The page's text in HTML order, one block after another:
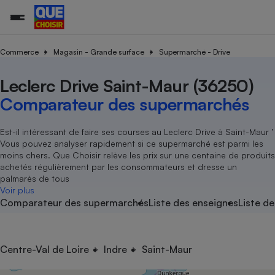
Commerce Magasin - Grande surface Supermarché - Drive
Leclerc Drive Saint-Maur (36250)
Comparateur des supermarchés
Est-il intéressant de faire ses courses au Leclerc Drive à Saint-Maur ’
Vous pouvez analyser rapidement si ce supermarché est parmi les
moins chers. Que Choisir relève les prix sur une centaine de produits
achetés régulièrement par les consommateurs et dresse un
palmarès de tous
Voir plus
Comparateur des supermarchésListe des enseignesListe
Centre-Val de Loire Indre Saint-Maur
Additifs
Nutrition
Assurance auto
Magasin - Grande surface
Méthode de vente -
Organismes de défense
Système judiciairegratuit
Déchet
Achat - Vente - Travaux
Location
Sport
électrique
Démarche administrative
Senior
Service marchand
Train
Transport aérien
Toutes les actualités
Enquêtes
Guides d'achat
Conseils
Brèves
Tous les services
Soumettre un litige
Lettres types
Rencontrer une association locale
Tous nos combats
Nos actions
Nos grandes victoires
Les billets de la présidente
Nos associations locales
Nous rejoindre
En savoir plus sur Que Choisir Ensemble
L’association
Nos missions
Notre méthodologie
Notre financement
Nos partenaires
Nous rejoindre